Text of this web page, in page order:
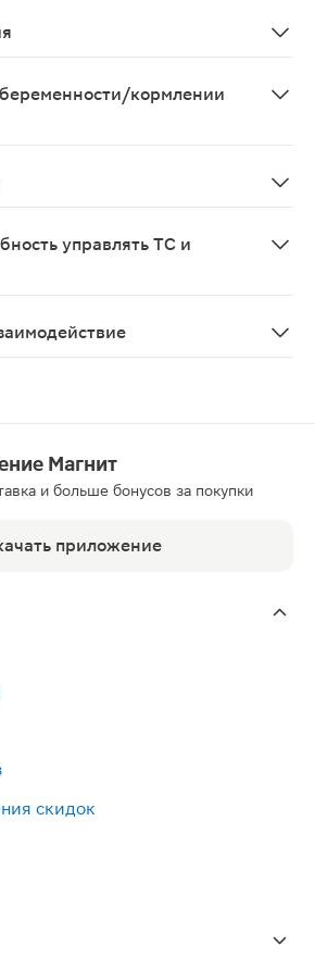
кормлении
управлять ТС и
Магнит
и больше бонусов за покупки
приложение
скидок